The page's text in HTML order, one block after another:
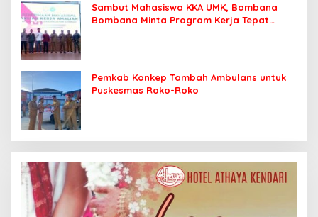
Sambut Mahasiswa KKA UMK, Bombana
Bombana Minta Program Kerja Tepat
Pemkab Konkep Tambah Ambulans untuk
Puskesmas Roko-Roko